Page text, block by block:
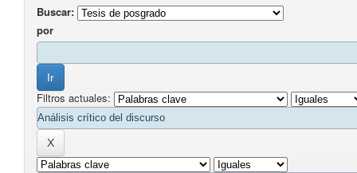
Buscar:
por
Filtros actuales: